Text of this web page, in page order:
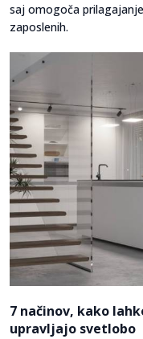
saj omogoča
zaposlenih.
7 načinov, kako
upravljajo svetlobo